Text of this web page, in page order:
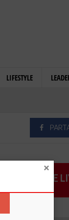
LIFESTYLE
CATALOGUE